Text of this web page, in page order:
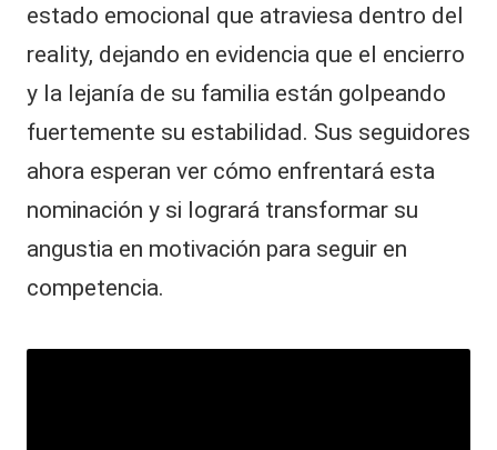
estado emocional que atraviesa dentro del
reality, dejando en evidencia que el encierro
y la lejanía de su familia están golpeando
fuertemente su estabilidad. Sus seguidores
ahora esperan ver cómo enfrentará esta
nominación y si logrará transformar su
angustia en motivación para seguir en
competencia.